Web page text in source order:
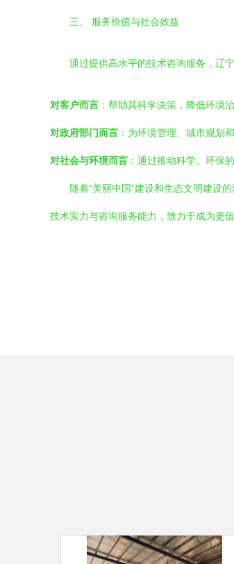
三、 服务价值与社会效益
通过提供高水平的技术咨询服务，辽
对客户而言 ：帮助其科学决策，降低环境
对政府部门而言 ：为环境管理、城市规划
对社会与环境而言 ：通过推动科学、环保
随着“美丽中国”建设和生态文明建设
技术实力与咨询服务能力，致力于成为更